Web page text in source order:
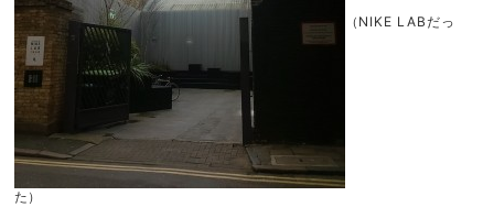
（NIKE LABだっ
た）